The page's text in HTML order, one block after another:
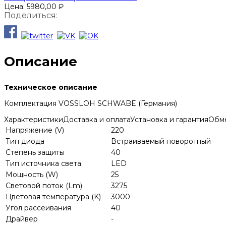
Цена: 5980,00 ₽
Поделиться:
Описание
Техническое описание
Комплектация VOSSLOH SCHWABE (Германия)
ХарактеристикиДоставка и оплатаУстановка и гарантия
Напряжение (V)
220
Тип диода
Встраиваемый поворотный
Степень защиты
40
Тип источника света
LED
Мощность (W)
25
Световой поток (Lm)
3275
Цветовая температура (K)
3000
Угол рассеивания
40
Драйвер
-